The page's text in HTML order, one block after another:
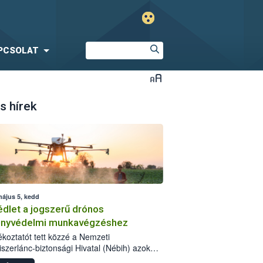
hírek
5, kedd
a jogszerű drónos
munkavégzéshez
tett közzé a Nemzeti
biztonsági Hivatal (Nébih) azok
akik drónnal szeretnének